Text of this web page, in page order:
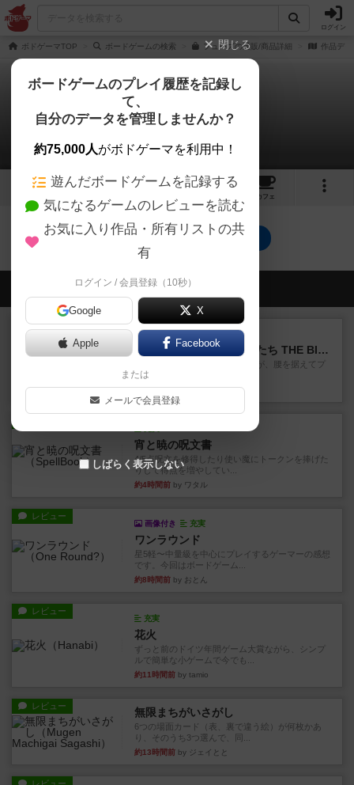
ログイン
ボドゲーマTOP ボードゲームの検索 フューズの通販/商品詳細 作品デー
ヒューズ / フューズ
0件の戦略やコツ
4 4
カフェ
ヒューズ / フューズのトップに戻る
会員の新しい投稿
レビュー
アグリコラ：牧場の動物たち THE BIG BOX
長らく積みゲーになってましたが、腰を据えてプ
レイできましたのでやってみ...
約1時間前by くみ
宵と暁の呪文書
4/5点呪文を修得したり使い魔にトークンを捧げた
りして得点を増やしてい...
約4時間前 by ワタル
レビュー
画像付き 充実
ワンラウンド
星5軽〜中量級を中心にプレイするゲーマーの感想
です。今回はボードゲーム...
約8時間前 by おとん
レビュー
充実
花火
ずっと前のドイツ年間ゲーム大賞ながら、シンプ
ルで簡単な小ゲームで今でも...
約11時間前 by tamio
レビュー 無限まちがいさがし
6つの場面カード（表、裏で違う絵）が何枚かあ
り、そのうち3つ選んで、同...
約13時間前 by ジェイとと
閉じる
ボードゲームのプレイ履歴を記録し
て、
自分のデータを管理しませんか？
約75,000人がボドゲーマを利用中！
遊んだボードゲームを記録する
気になるゲームのレビューを読む
お気に入り作品・所有リストの共
有
ログイン / 会員登録（10秒）
Google X
Apple Facebook
または
メールで会員登録
しばらく表示しない